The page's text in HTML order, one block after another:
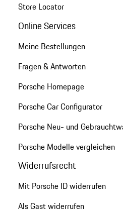
Store Locator
Online Services
Meine Bestellungen
Fragen & Antworten
Porsche Homepage
Porsche Car Configurator
Porsche Neu- und
Porsche Modelle vergleichen
Widerrufsrecht
Mit Porsche ID widerrufen
Als Gast widerrufen